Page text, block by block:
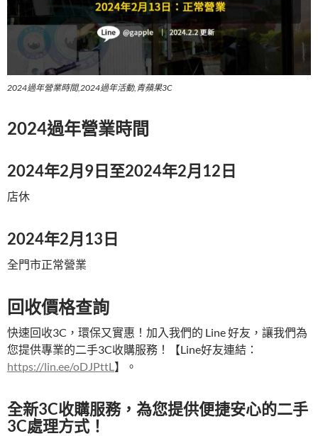
2024過年營業時間,2024過年活動,青蘋果3C
2024過年營業時間
2024年2月9日至2024年2月12日
店休
2024年2月13日
全門市正常營業
回收價格查詢
快速回收3C，環保又實惠！加入我們的 Line 好友，讓我們為
您提供專業的二手3C收購服務！【Line好友連結：
https://lin.ee/oDJPttL 】。
全新3C收購服務，為您提供便捷安心的二手
3C處理方式！